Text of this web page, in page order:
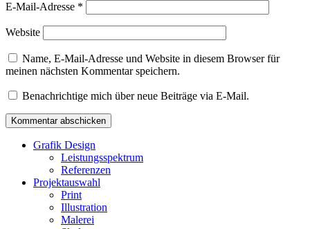
E-Mail-Adresse *
Website
Name, E-Mail-Adresse und Website in diesem Browser für
meinen nächsten Kommentar speichern.
Benachrichtige mich über neue Beiträge via E-Mail.
Grafik Design
Leistungsspektrum
Referenzen
Projektauswahl
Print
Illustration
Malerei